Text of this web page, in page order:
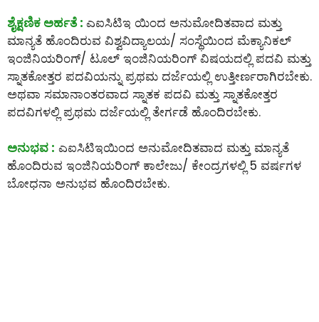
ಶೈಕ್ಷಣಿಕ ಅರ್ಹತೆ : ಎಐಸಿಟಿಇ ಯಿಂದ ಅನುಮೋದಿತವಾದ ಮತ್ತು
ಮಾನ್ಯತೆ ಹೊಂದಿರುವ ವಿಶ್ವವಿದ್ಯಾಲಯ/ ಸಂಸ್ಥೆಯಿಂದ ಮೆಕ್ಯಾನಿಕಲ್
ಇಂಜಿನಿಯರಿಂಗ್/ ಟೂಲ್ ಇಂಜಿನಿಯರಿಂಗ್ ವಿಷಯದಲ್ಲಿ ಪದವಿ ಮತ್ತು
ಸ್ನಾತಕೋತ್ತರ ಪದವಿಯನ್ನು ಪ್ರಥಮ ದರ್ಜೆಯಲ್ಲಿ ಉತ್ತೀರ್ಣರಾಗಿರಬೇಕು.
ಅಥವಾ ಸಮಾನಾಂತರವಾದ ಸ್ನಾತಕ ಪದವಿ ಮತ್ತು ಸ್ನಾತಕೋತ್ತರ
ಪದವಿಗಳಲ್ಲಿ ಪ್ರಥಮ ದರ್ಜೆಯಲ್ಲಿ ತೇರ್ಗಡೆ ಹೊಂದಿರಬೇಕು.
ಅನುಭವ : ಎಐಸಿಟಿಇಯಿಂದ ಅನುಮೋದಿತವಾದ ಮತ್ತು ಮಾನ್ಯತೆ
ಹೊಂದಿರುವ ಇಂಜಿನಿಯರಿಂಗ್ ಕಾಲೇಜು/ ಕೇಂದ್ರಗಳಲ್ಲಿ 5 ವರ್ಷಗಳ
ಬೋಧನಾ ಅನುಭವ ಹೊಂದಿರಬೇಕು.